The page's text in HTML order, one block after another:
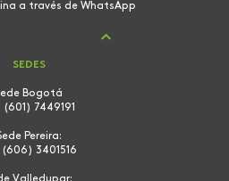
a través de WhatsApp
SEDES
Bogotá
(601) 7449191
Pereira:
(606) 3401516